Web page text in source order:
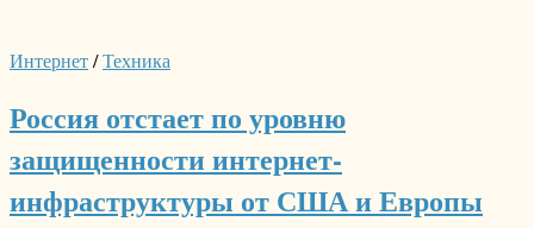
Интернет/Техника
Россия отстает по уровню
защищенности интернет-
инфраструктуры от США и Европы